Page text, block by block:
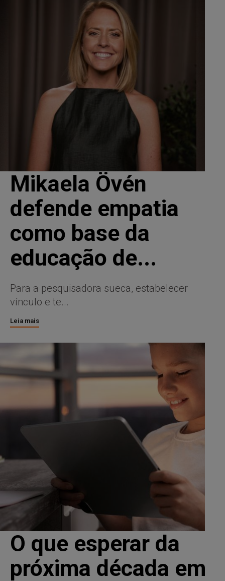
Mikaela Övén
defende empatia
como base da
educação de...
Para a pesquisadora sueca, estabelecer
vínculo e te...
Leia mais
O que esperar da
próxima década em